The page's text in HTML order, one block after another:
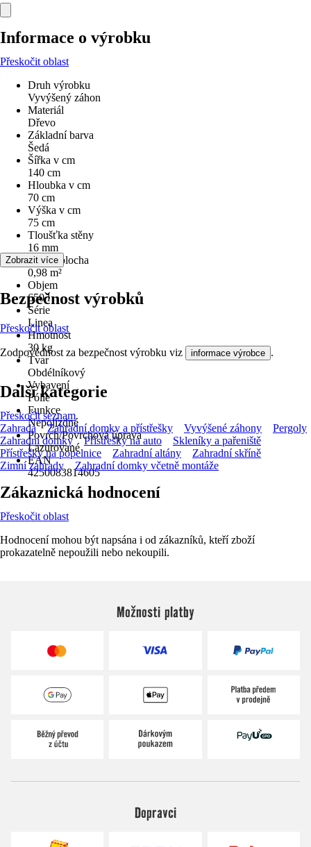
Informace o výrobku
Přeskočit oblast
Druh výrobku
Vyvýšený záhon
Materiál
Dřevo
Základní barva
Šedá
Šířka v cm
140 cm
Hloubka v cm
70 cm
Výška v cm
75 cm
Tloušťka stěny
16 mm
Užitná plocha
0,98 m²
Objem
650 l
Série
Linea
Hmotnost
30 kg
Tvar
Obdélníkový
Vybavení
Fólie
Funkce
Nepojízdné
Povrch/Povrchová úprava
Lazurované
EAN
4250083814605
Zobrazit více
Bezpečnost výrobků
Přeskočit oblast
Zodpovědnost za bezpečnost výrobku viz informace výrobce .
Další kategorie
Přeskočit seznam
Zahrada
Zahradní domky a přístřešky Vyvýšené záhony
Pergoly
Zahradní domky
Přístřešky na auto
Skleníky a pařeniště
Přístřešky na popelnice
Zahradní altány
Zahradní skříně
Zimní zahrady
Zahradní domky včetně montáže
Zákaznická hodnocení
Přeskočit oblast
Hodnocení mohou být napsána i od zákazníků, kteří zboží
prokazatelně nepoužili nebo nekoupili.
Možnosti platby
Dopravci